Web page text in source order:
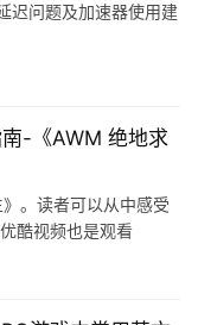
迟问题及加速器使用建
-《AWM 绝地求
。读者可以从中感受
酷视频也是观看